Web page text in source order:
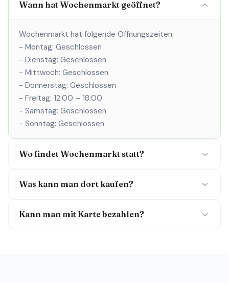
Wann hat Wochenmarkt geöffnet?
Wochenmarkt hat folgende Öffnungszeiten:
- Montag: Geschlossen
- Dienstag: Geschlossen
- Mittwoch: Geschlossen
- Donnerstag: Geschlossen
- Freitag: 12:00 – 18:00
- Samstag: Geschlossen
- Sonntag: Geschlossen
Wo findet Wochenmarkt statt?
Was kann man dort kaufen?
Kann man mit Karte bezahlen?